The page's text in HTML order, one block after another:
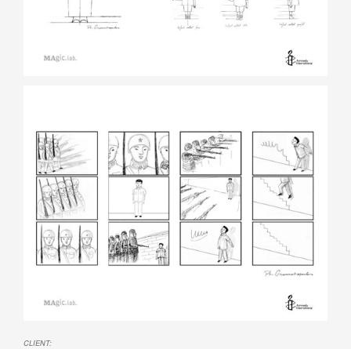
CLIENT: